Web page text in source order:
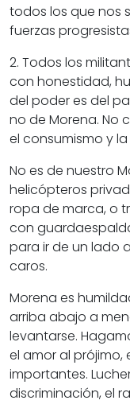
todos los que nos
fuerzas
2. Todos los
con honestidad,
del poder es del
no de Morena. No
el consumismo y
No es de nuestro
helicópteros
ropa de marca, o
con
para ir de un lado
caros.
Morena es
arriba abajo a
levantarse.
el amor al prójimo,
importantes.
discriminación, el